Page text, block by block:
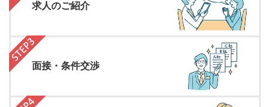
求人のご紹介
面接・条件交渉